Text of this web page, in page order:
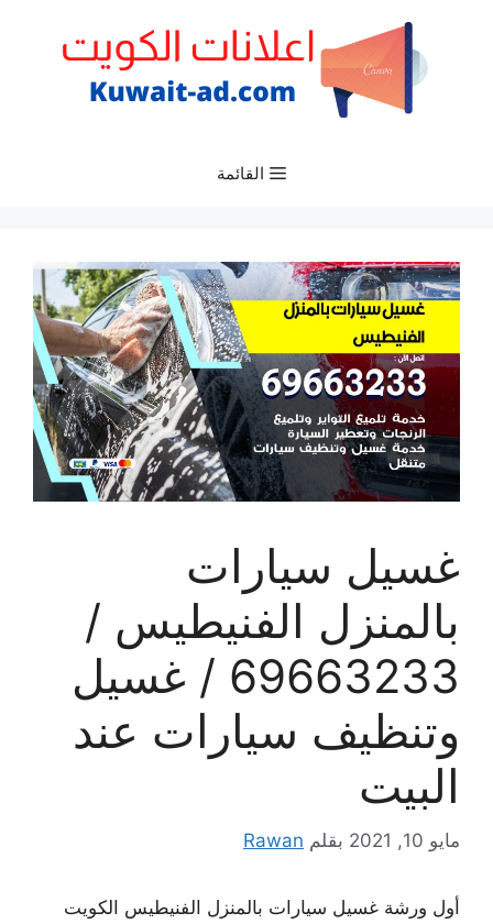
القائمة
غسيل سيارات
بالمنزل الفنيطيس /
69663233 / غسيل
وتنظيف سيارات عند
البيت
مايو 10, 2021 بقلم Rawan
أول ورشة غسيل سيارات بالمنزل الفنيطيس الكويت